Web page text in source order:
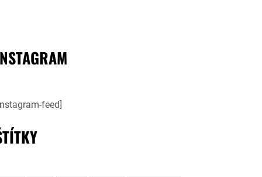
feed]